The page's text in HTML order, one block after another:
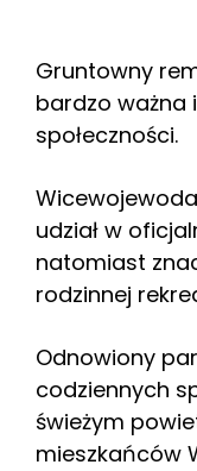
Gruntowny
bardzo ważna
społeczności.
udział w
natomiast
rodzinnej
Odnowiony
codziennych
świeżym
mieszkańców